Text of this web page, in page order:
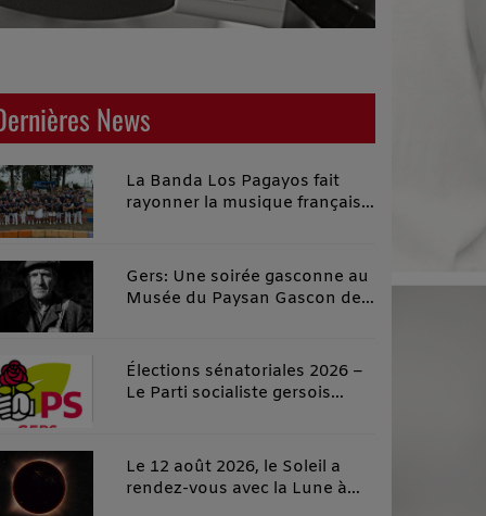
News
La Banda Los Pagayos fait
rayonner la musique française
Gers: Une soirée gasconne au
Musée du Paysan Gascon de
Élections sénatoriales 2026 –
Le Parti socialiste gersois
soutien à Céline Salles, dans
un esprit de rassemblement
Le 12 août 2026, le Soleil a
rendez-vous avec la Lune à